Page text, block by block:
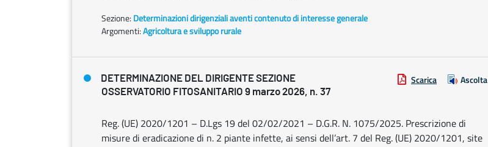
Sezione: Determinazioni dirigenziali aventi contenuto di interesse generale
Argomenti:Agricoltura e sviluppo rurale
DETERMINAZIONE DEL DIRIGENTE SEZIONE
OSSERVATORIO FITOSANITARIO 9 marzo 2026, n. 37
Scarica Ascolta
Reg. (UE) 2020/1201 – D.Lgs 19 del 02/02/2021 – D.G.R. N. 1075/2025. Prescrizione di
misure di eradicazione di n. 2 piante infette, ai sensi dell’art. 7 del Reg. (UE) 2020/1201, site